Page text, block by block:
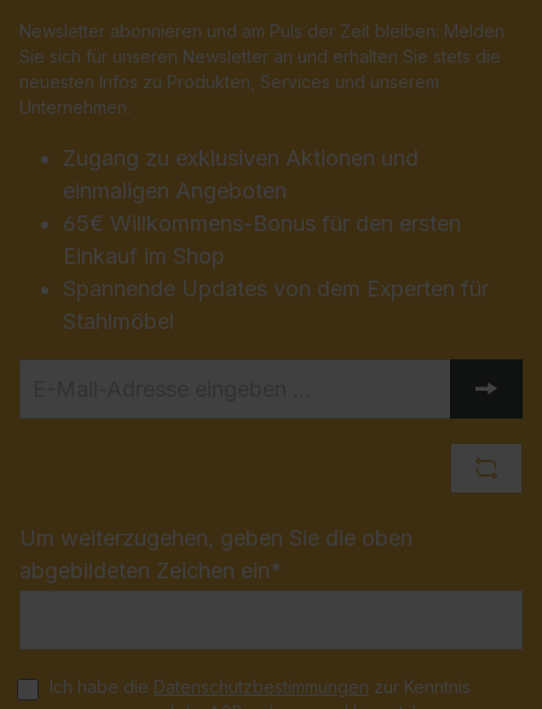
Newsletter abonnieren und am Puls der Zeit bleiben: Melden
Sie sich für unseren Newsletter an und erhalten Sie stets die
neuesten Infos zu Produkten, Services und unserem
Unternehmen.
Zugang zu exklusiven Aktionen und
einmaligen Angeboten
65€ Willkommens-Bonus für den ersten
Einkauf im Shop
Spannende Updates von dem Experten für
Stahlmöbel
Um weiterzugehen, geben Sie die oben
abgebildeten Zeichen ein*
Ich habe die Datenschutzbestimmungen zur Kenntnis